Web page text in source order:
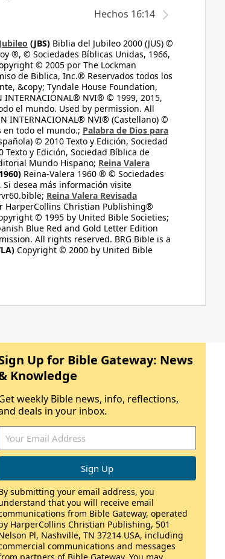
Hechos 16:14
(JBS) Biblia del Jubileo 2000 (JUS) ©
®, © Sociedades Bíblicas Unidas, 1966,
© 2005 por The Lockman
de Biblica, Inc.® Reservados todos los
&copy; Tyndale House Foundation,
INTERNACIONAL® NVI® © 1999, 2015,
el mundo. Used by permission. All
INTERNACIONAL® NVI® (Castellano) ©
en todo el mundo.; Palabra de Dios para
© 2010 Texto y Edición, Sociedad
y Edición, Sociedad Bíblica de
Mundo Hispano; Reina Valera
Reina-Valera 1960 ® © Sociedades
desea más información visite
Reina Valera Revisada
HarperCollins Christian Publishing®
© 1995 by United Bible Societies;
Blue Red and Gold Letter Edition
All rights reserved. BRG Bible is a
Copyright © 2000 by United Bible
Up for Bible Gateway: News
Knowledge
weekly Bible news, info, reflections,
deals in your inbox.
submitting your email address, you
that you will receive email
from Bible Gateway, operated
HarperCollins Christian Publishing, 501
Pl, Nashville, TN 37214 USA, including
communications and messages